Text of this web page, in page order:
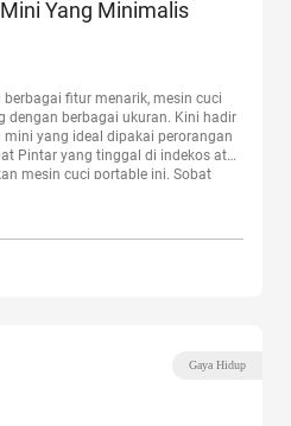
Yang Minimalis
fitur menarik, mesin cuci
dengan berbagai ukuran. Kini hadir
yang ideal dipakai perorangan
Pintar yang tinggal di indekos atau
mesin cuci portable ini. Sobat
Gaya Hidup